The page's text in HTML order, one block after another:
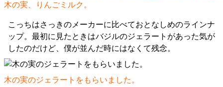
木の実、りんごミルク。
こっちはさっきのメーカーに比べておとなしめのラインナ
ップ。最初に見たときはバジルのジェラートがあった気が
したのだけど、僕が並んだ時にはなくて残念。
木の実のジェラートをもらいました。